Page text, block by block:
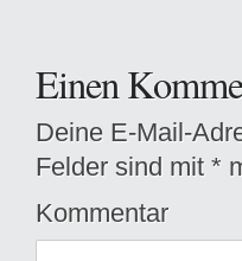
Einen
Deine E-Mail-
Felder sind mit *
Kommentar